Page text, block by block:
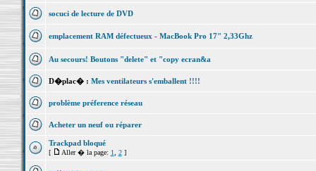
socuci de lecture de DVD
emplacement RAM défectueux - MacBook Pro 17" 2,33Ghz
Au secours! Boutons "delete" et "copy ecran&a
D�plac� : Mes ventilateurs s'emballent !!!!
problème préference réseau
Acheter un neuf ou réparer
Trackpad bloqué
[ Aller � la page: 1 2]